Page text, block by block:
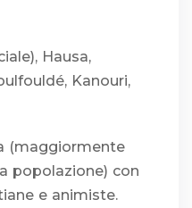
Hausa,
Kanouri,
(maggiormente
popolazione) con
e animiste.